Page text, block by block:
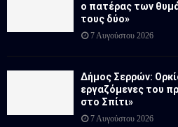
ο πατέρας των
τους δύο»
7 Αυγούστου 2026
Δήμος Σερρών:
εργαζόμενες του
στο Σπίτι»
7 Αυγούστου 2026